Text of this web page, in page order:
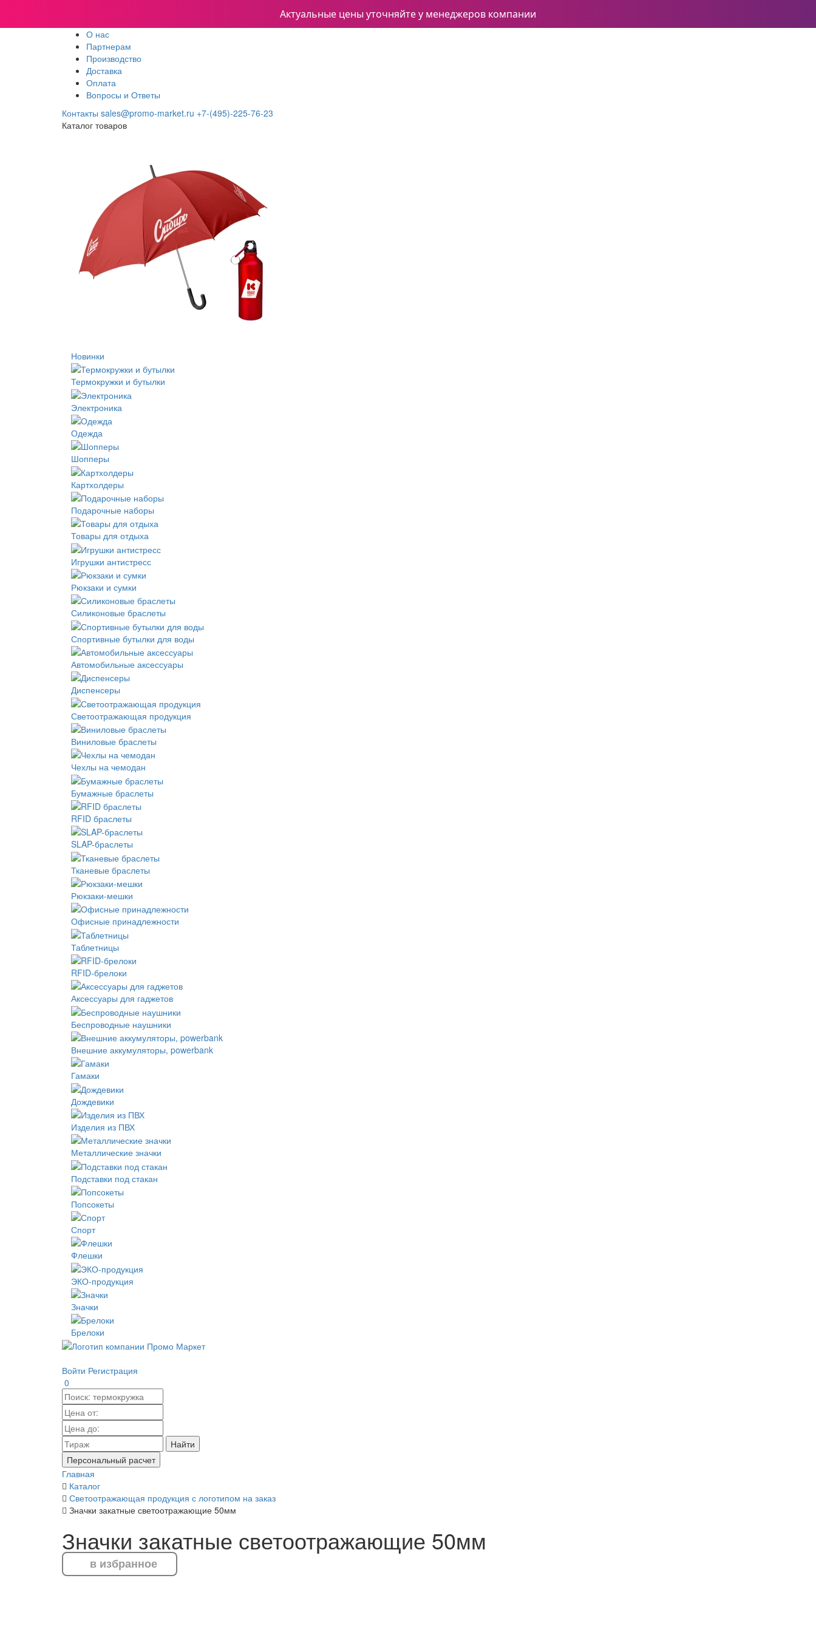
Актуальные цены уточняйте у менеджеров компании
О нас
Партнерам
Производство
Доставка
Оплата
Вопросы и Ответы
Контакты sales@promo-market.ru +7-(495)-225-76-23
Каталог товаров
Новинки
Термокружки и бутылки
Электроника
Одежда
Шопперы
Картхолдеры
Подарочные наборы
Товары для отдыха
Игрушки антистресс
Рюкзаки и сумки
Силиконовые браслеты
Спортивные бутылки для воды
Автомобильные аксессуары
Диспенсеры
Светоотражающая продукция
Виниловые браслеты
Чехлы на чемодан
Бумажные браслеты
RFID браслеты
SLAP-браслеты
Тканевые браслеты
Рюкзаки-мешки
Офисные принадлежности
Таблетницы
RFID-брелоки
Аксессуары для гаджетов
Беспроводные наушники
Внешние аккумуляторы, powerbank
Гамаки
Дождевики
Изделия из ПВХ
Металлические значки
Подставки под стакан
Попсокеты
Спорт
Флешки
ЭКО-продукция
Значки
Брелоки
Войти Регистрация
0
Найти
Персональный расчет
Главная
Каталог
Светоотражающая продукция с логотипом на заказ
Значки закатные светоотражающие 50мм
Значки закатные светоотражающие 50мм
в избранное